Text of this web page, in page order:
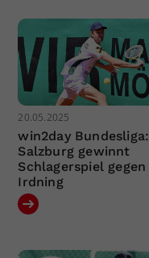
20.05.2025
win2day Bundesliga:
Salzburg gewinnt
Schlagerspiel gegen
Irdning